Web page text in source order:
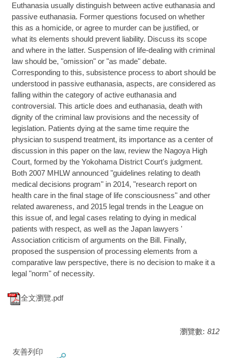
Euthanasia usually distinguish between active euthanasia and
passive euthanasia. Former questions focused on whether
this as a homicide, or agree to murder can be justified, or
what its elements should prevent liability. Discuss its scope
and where in the latter. Suspension of life-dealing with criminal
law should be, "omission" or "as made" debate.
Corresponding to this, subsistence process to abort should be
understood in passive euthanasia, aspects, are considered as
falling within the category of active euthanasia and
controversial. This article does and euthanasia, death with
dignity of the criminal law provisions and the necessity of
legislation. Patients dying at the same time require the
physician to suspend treatment, its importance as a center of
discussion in this paper on the law, review the Nagoya High
Court, formed by the Yokohama District Court's judgment.
Both 2007 MHLW announced "guidelines relating to death
medical decisions program" in 2014, "research report on
health care in the final stage of life consciousness" and other
related awareness, and 2015 legal trends in the League on
this issue of, and legal cases relating to dying in medical
patients with respect, as well as the Japan lawyers '
Association criticism of arguments on the Bill. Finally,
proposed the suspension of processing elements from a
comparative law perspective, there is no decision to make it a
legal "norm" of necessity.
全文瀏覽.pdf
瀏覽數: 812
友善列印